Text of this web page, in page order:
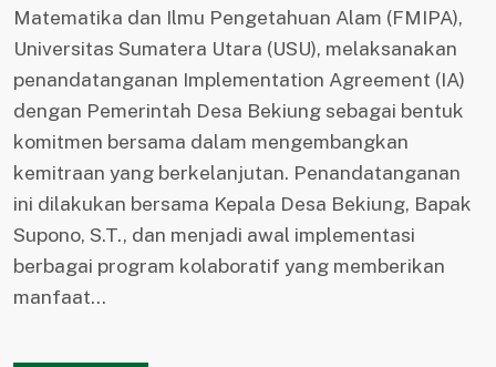
Matematika dan Ilmu Pengetahuan Alam (FMIPA),
Universitas Sumatera Utara (USU), melaksanakan
penandatanganan Implementation Agreement (IA)
dengan Pemerintah Desa Bekiung sebagai bentuk
komitmen bersama dalam mengembangkan
kemitraan yang berkelanjutan. Penandatanganan
ini dilakukan bersama Kepala Desa Bekiung, Bapak
Supono, S.T., dan menjadi awal implementasi
berbagai program kolaboratif yang memberikan
manfaat...